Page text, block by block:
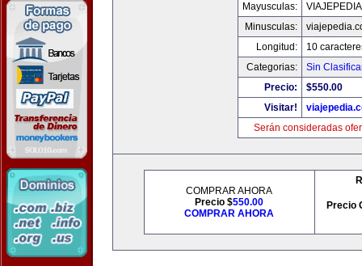
Mayusculas:
Minusculas:
Longitud:
10
Categorias:
Sin
Precio:
$550.00
Visitar!
Serán consideradas
COMPRAR AHORA
Precio $550.00
COMPRAR AHORA
Precio